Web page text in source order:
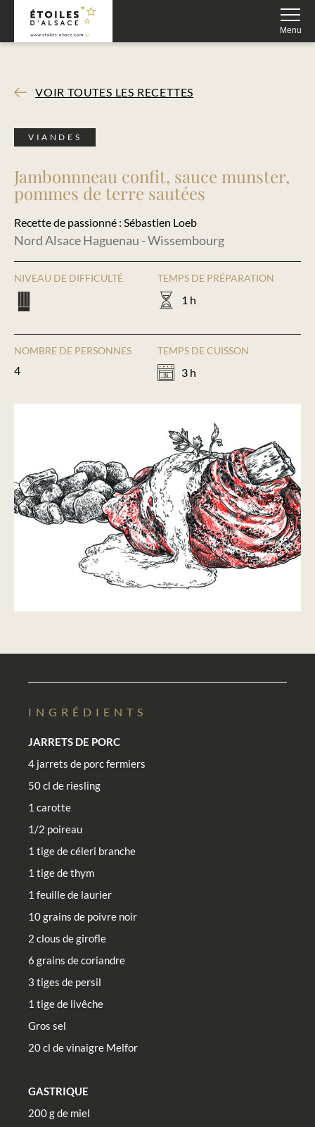
Menu
VOIR TOUTES LES RECETTES
VIANDES
Jambonnneau confit, sauce munster,
pommes de terre sautées
Recette de passionné : Sébastien Loeb
Nord Alsace Haguenau - Wissembourg
NIVEAU DE DIFFICULTÉ TEMPS DE PRÉPARATION
1 h
NOMBRE DE PERSONNES
4
TEMPS DE CUISSON
3 h
INGRÉDIENTS
JARRETS DE PORC
4 jarrets de porc fermiers
50 cl de riesling
1 carotte
1/2 poireau
1 tige de céleri branche
1 tige de thym
1 feuille de laurier
10 grains de poivre noir
2 clous de girofle
6 grains de coriandre
3 tiges de persil
1 tige de livêche
Gros sel
20 cl de vinaigre Melfor
GASTRIQUE
200 g de miel